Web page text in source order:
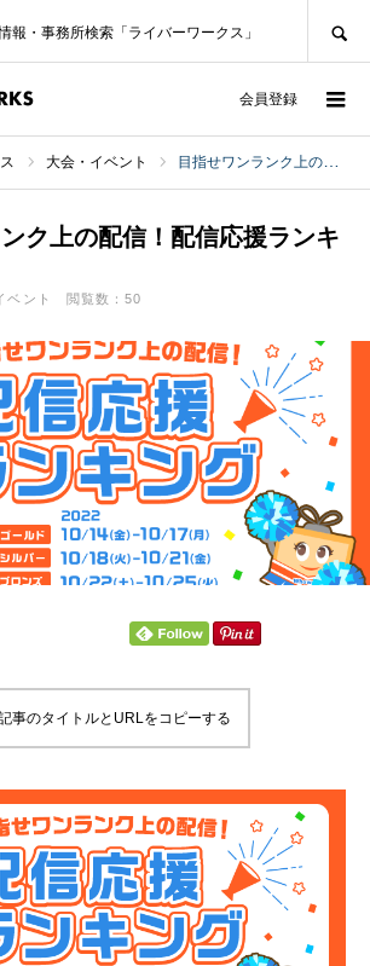
報・事務所検索「ライバーワークス」
会員登録
大会・イベント 目指せワンランク上の配信！配信応援ランキング
ク上の配信！配信応援ランキ
ベント 閲覧数：50
事のタイトルとURLをコピーする